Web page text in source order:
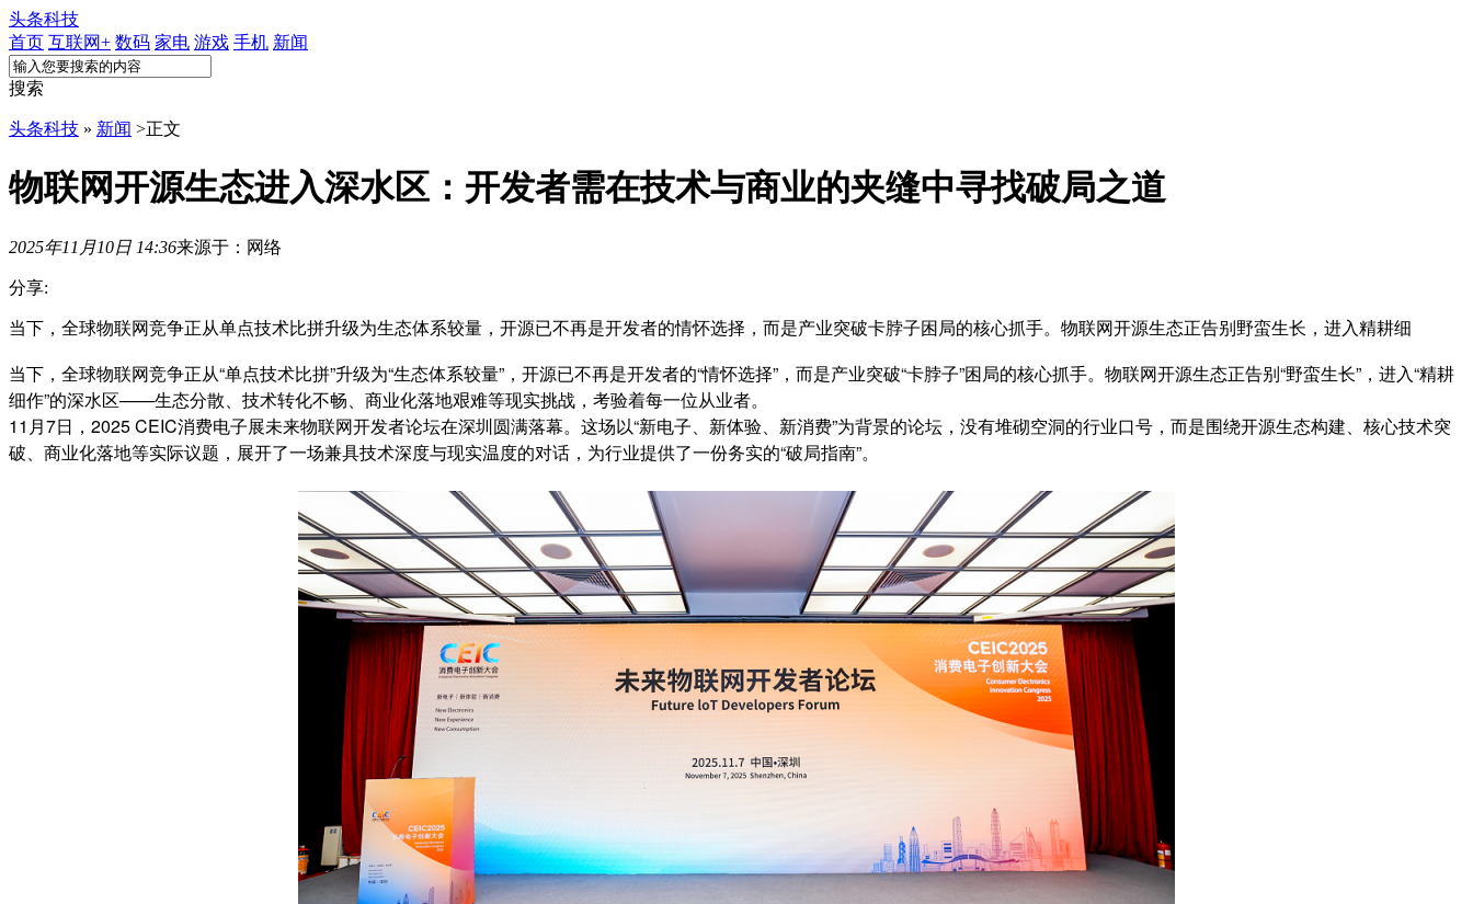
头条科技
首页 互联网+ 数码 家电 游戏 手机 新闻
搜索
头条科技 » 新闻 >正文
物联网开源生态进入深水区：开发者需在技术与商业的夹缝中寻找破局之道
2025年11月10日 14:36来源于：网络
分享:
当下，全球物联网竞争正从单点技术比拼升级为生态体系较量，开源已不再是开发者的情怀选择，而是产业突破卡脖子困局的核心抓手。物联网开源生态正告别野蛮生长，进入精耕细
当下，全球物联网竞争正从“单点技术比拼”升级为“生态体系较量”，开源已不再是开发者的“情怀选择”，而是产业突破“卡脖子”困局的核心抓手。物联网开源生态正告别“野蛮生长”，进入“精耕
细作”的深水区——生态分散、技术转化不畅、商业化落地艰难等现实挑战，考验着每一位从业者。
11月7日，2025 CEIC消费电子展未来物联网开发者论坛在深圳圆满落幕。这场以“新电子、新体验、新消费”为背景的论坛，没有堆砌空洞的行业口号，而是围绕开源生态构建、核心技术突
破、商业化落地等实际议题，展开了一场兼具技术深度与现实温度的对话，为行业提供了一份务实的“破局指南”。